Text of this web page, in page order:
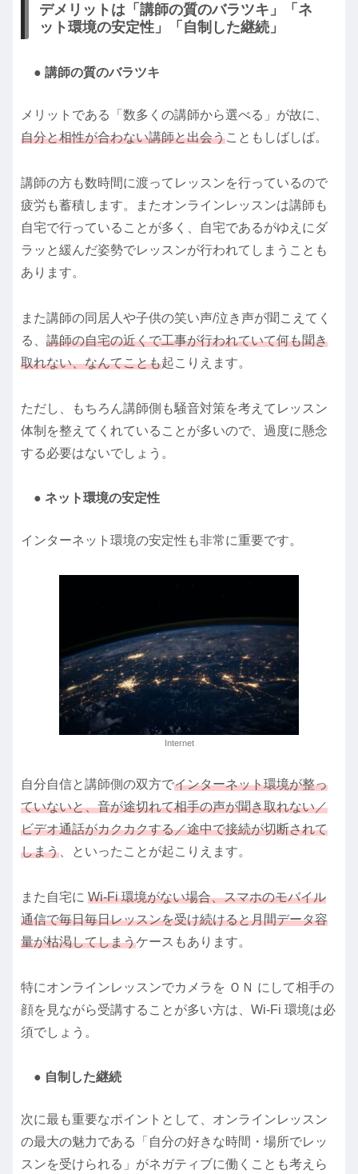
デメリットは「講師の質のバラツキ」「ネ
ット環境の安定性」「自制した継続」
● 講師の質のバラツキ
メリットである「数多くの講師から選べる」が故に、
自分と相性が合わない講師と出会うこともしばしば。
講師の方も数時間に渡ってレッスンを行っているので
疲労も蓄積します。またオンラインレッスンは講師も
自宅で行っていることが多く、自宅であるがゆえにダ
ラッと緩んだ姿勢でレッスンが行われてしまうことも
あります。
また講師の同居人や子供の笑い声/泣き声が聞こえてく
る、 講師の自宅の近くで工事が行われていて何も聞き
取れない、なんてことも起こりえます。
ただし、もちろん講師側も騒音対策を考えてレッスン
体制を整えてくれていることが多いので、過度に懸念
する必要はないでしょう。
● ネット環境の安定性
インターネット環境の安定性も非常に重要です。
Internet
自分自信と講師側の双方でインターネット環境が整っ
ていないと、音が途切れて相手の声が聞き取れない／
ビデオ通話がカクカクする／途中で接続が切断されて
しまう、といったことが起こりえます。
また自宅に Wi-Fi 環境がない場合、スマホのモバイル
通信で毎日毎日レッスンを受け続けると月間データ容
量が枯渇してしまうケースもあります。
特にオンラインレッスンでカメラを ＯＮ にして相手の
顔を見ながら受講することが多い方は、Wi-Fi 環境は必
須でしょう。
● 自制した継続
次に最も重要なポイントとして、オンラインレッスン
の最大の魅力である「自分の好きな時間・場所でレッ
スンを受けられる」がネガティブに働くことも考えら